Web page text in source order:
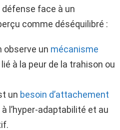
face à un
comme déséquilibré :
observe un mécanisme
lié à la peur de la trahison ou
un besoin d’attachement
l’hyper-adaptabilité et au